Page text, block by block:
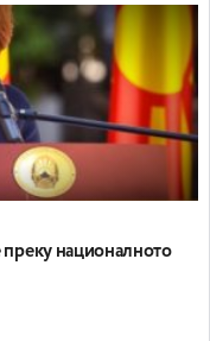
националното